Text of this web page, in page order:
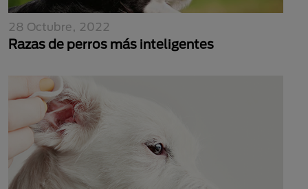
28 Octubre, 2022
Razas de perros más inteligentes